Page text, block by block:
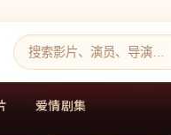
爱情剧集